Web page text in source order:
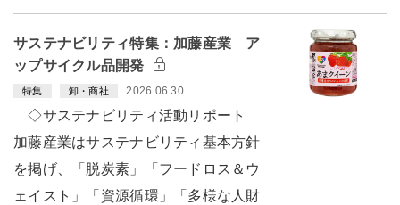
サステナビリティ特集：加藤産業 ア
ップサイクル品開発
特集 卸・商社 2026.06.30
◇サステナビリティ活動リポート
加藤産業はサステナビリティ基本方針
を掲げ、「脱炭素」「フードロス＆ウ
ェイスト」「資源循環」「多様な人財